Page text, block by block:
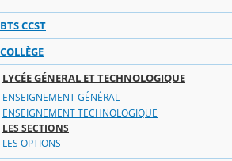
BTS CCST
COLLÈGE
LYCÉE GÉNERAL ET TECHNOLOGIQUE
ENSEIGNEMENT GÉNÉRAL
ENSEIGNEMENT TECHNOLOGIQUE
LES SECTIONS
LES OPTIONS